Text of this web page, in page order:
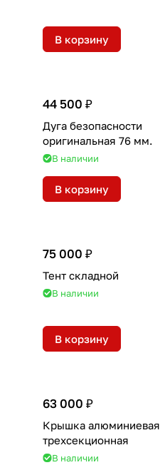
В корзину
44 500 ₽
Дуга безопасности
оригинальная 76 мм.
В наличии
В корзину
75 000 ₽
Тент складной
В наличии
В корзину
63 000 ₽
Крышка алюминиевая
трехсекционная
В наличии